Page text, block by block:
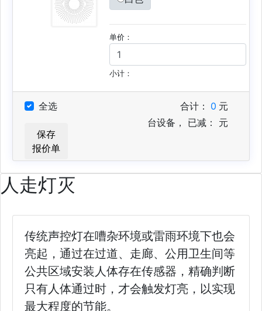
单价：
小计：
全选 合计： 0 元
台设备，
已减：
元
保存
报价单
人走灯灭
传统声控灯在嘈杂环境或雷雨环境下也会
亮起，通过在过道、走廊、公用卫生间等
公共区域安装人体存在传感器，精确判断
只有人体通过时，才会触发灯亮，以实现
最大程度的节能。